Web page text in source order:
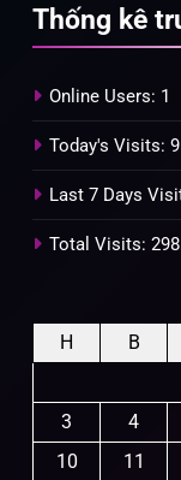
Thống kê
Online Users: 1
Today's Visits:
Last 7 Days
Total Visits:
H B
3
4
10
11